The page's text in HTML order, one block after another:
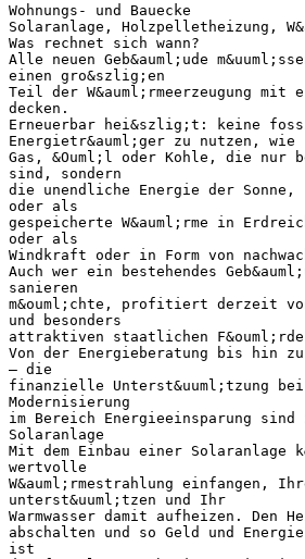
Wohnungs- und Bauecke
Solaranlage, Holzpelletheizung,
Was rechnet sich wann?
Alle neuen Geb&auml;ude
einen gro&szlig;en
Teil der W&auml;rmeerzeugung mit
decken.
Erneuerbar hei&szlig;t: keine
Energietr&auml;ger zu nutzen, wie
Gas, &Ouml;l oder Kohle, die nur
sind, sondern
die unendliche Energie der
oder als
gespeicherte W&auml;rme in
oder als
Windkraft oder in Form von
Auch wer ein bestehendes
sanieren
m&ouml;chte, profitiert derzeit
und besonders
attraktiven staatlichen
Von der Energieberatung bis hin
– die
finanzielle Unterst&uuml;tzung bei
Modernisierung
im Bereich Energieeinsparung
Solaranlage
Mit dem Einbau einer Solaranlage
wertvolle
W&auml;rmestrahlung einfangen,
unterst&uuml;tzen und Ihr
Warmwasser damit aufheizen. Den
abschalten und so Geld und
ist